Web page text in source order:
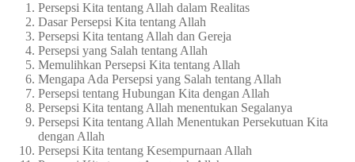
Persepsi Kita tentang Allah dalam Realitas
Dasar Persepsi Kita tentang Allah
Persepsi Kita tentang Allah dan Gereja
Persepsi yang Salah tentang Allah
Memulihkan Persepsi Kita tentang Allah
Mengapa Ada Persepsi yang Salah tentang Allah
Persepsi tentang Hubungan Kita dengan Allah
Persepsi Kita tentang Allah menentukan Segalanya
Persepsi Kita tentang Allah Menentukan Persekutuan Kita
dengan Allah
Persepsi Kita tentang Kesempurnaan Allah